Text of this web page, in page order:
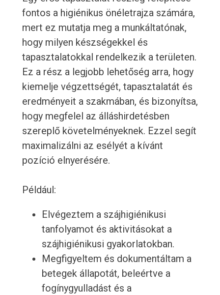
fontos a higiénikus önéletrajza számára,
mert ez mutatja meg a munkáltatónak,
hogy milyen készségekkel és
tapasztalatokkal rendelkezik a területen.
Ez a rész a legjobb lehetőség arra, hogy
kiemelje végzettségét, tapasztalatát és
eredményeit a szakmában, és bizonyítsa,
hogy megfelel az álláshirdetésben
szereplő követelményeknek. Ezzel segít
maximalizálni az esélyét a kívánt
pozíció elnyerésére.
Például:
Elvégeztem a szájhigiénikusi
tanfolyamot és aktivitásokat a
szájhigiénikusi gyakorlatokban.
Megfigyeltem és dokumentáltam a
betegek állapotát, beleértve a
fogínygyulladást és a